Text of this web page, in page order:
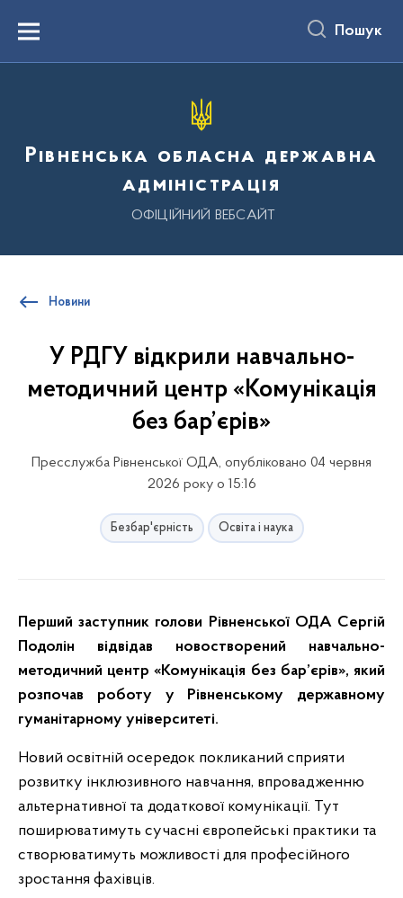
вмістуMenu Пошук
Рівненська обласна державна
адміністрація
ОФІЦІЙНИЙ ВЕБСАЙТ
Новини
У РДГУ відкрили навчально-
методичний центр «Комунікація
без бар’єрів»
Пресслужба Рівненської ОДА, опубліковано 04 червня
2026 року о 15:16
Безбар'єрність Освіта і наука
Перший заступник голови Рівненської ОДА Сергій
Подолін відвідав новостворений навчально-
методичний центр «Комунікація без бар’єрів», який
розпочав роботу у Рівненському державному
гуманітарному університеті.
Новий освітній осередок покликаний сприяти
розвитку інклюзивного навчання, впровадженню
альтернативної та додаткової комунікації. Тут
поширюватимуть сучасні європейські практики та
створюватимуть можливості для професійного
зростання фахівців.